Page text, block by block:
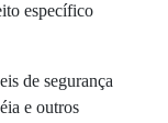
específico
de segurança
e outros